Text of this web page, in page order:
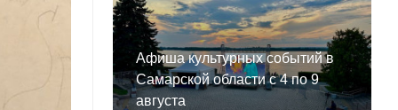
Афиша культурных событий в
Самарской области с 4 по 9
августа